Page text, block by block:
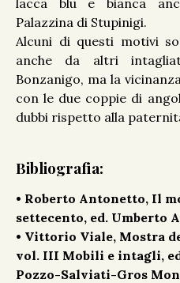
lacca blu e bianca
Palazzina di Stupinigi.
Alcuni di questi motivi
anche da altri
Bonzanigo, ma la
con le due coppie di
dubbi rispetto alla
Bibliografia:
• Roberto Antonetto, Il
settecento, ed. Umberto
• Vittorio Viale, Mostra
vol. III Mobili e intagli,
Pozzo-Salviati-Gros